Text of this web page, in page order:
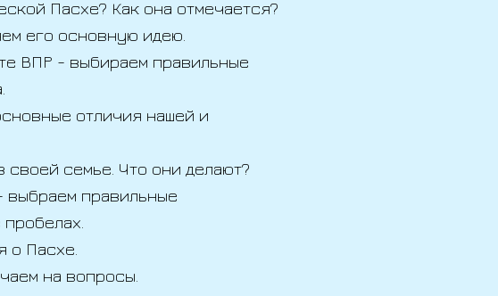
Пасхе? Как она отмечается?
его основную идею.
ВПР - выбираем правильные
отличия нашей и
своей семье. Что они делают?
правильные
о Пасхе.
на вопросы.